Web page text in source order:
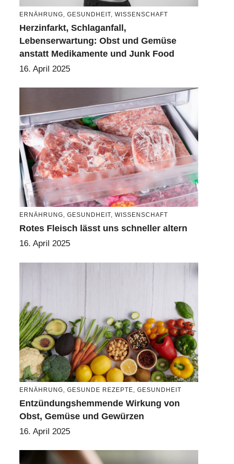
ERNÄHRUNG GESUNDHEIT WISSENSCHAFT
Herzinfarkt, Schlaganfall,
Lebenserwartung: Obst und Gemüse
anstatt Medikamente und Junk Food
16. April 2025
ERNÄHRUNG, GESUNDHEIT, WISSENSCHAFT
Rotes Fleisch lässt uns schneller altern
16. April 2025
ERNÄHRUNG GESUNDE REZEPTE GESUNDHEIT
Entzündungshemmende Wirkung von
Obst, Gemüse und Gewürzen
16. April 2025